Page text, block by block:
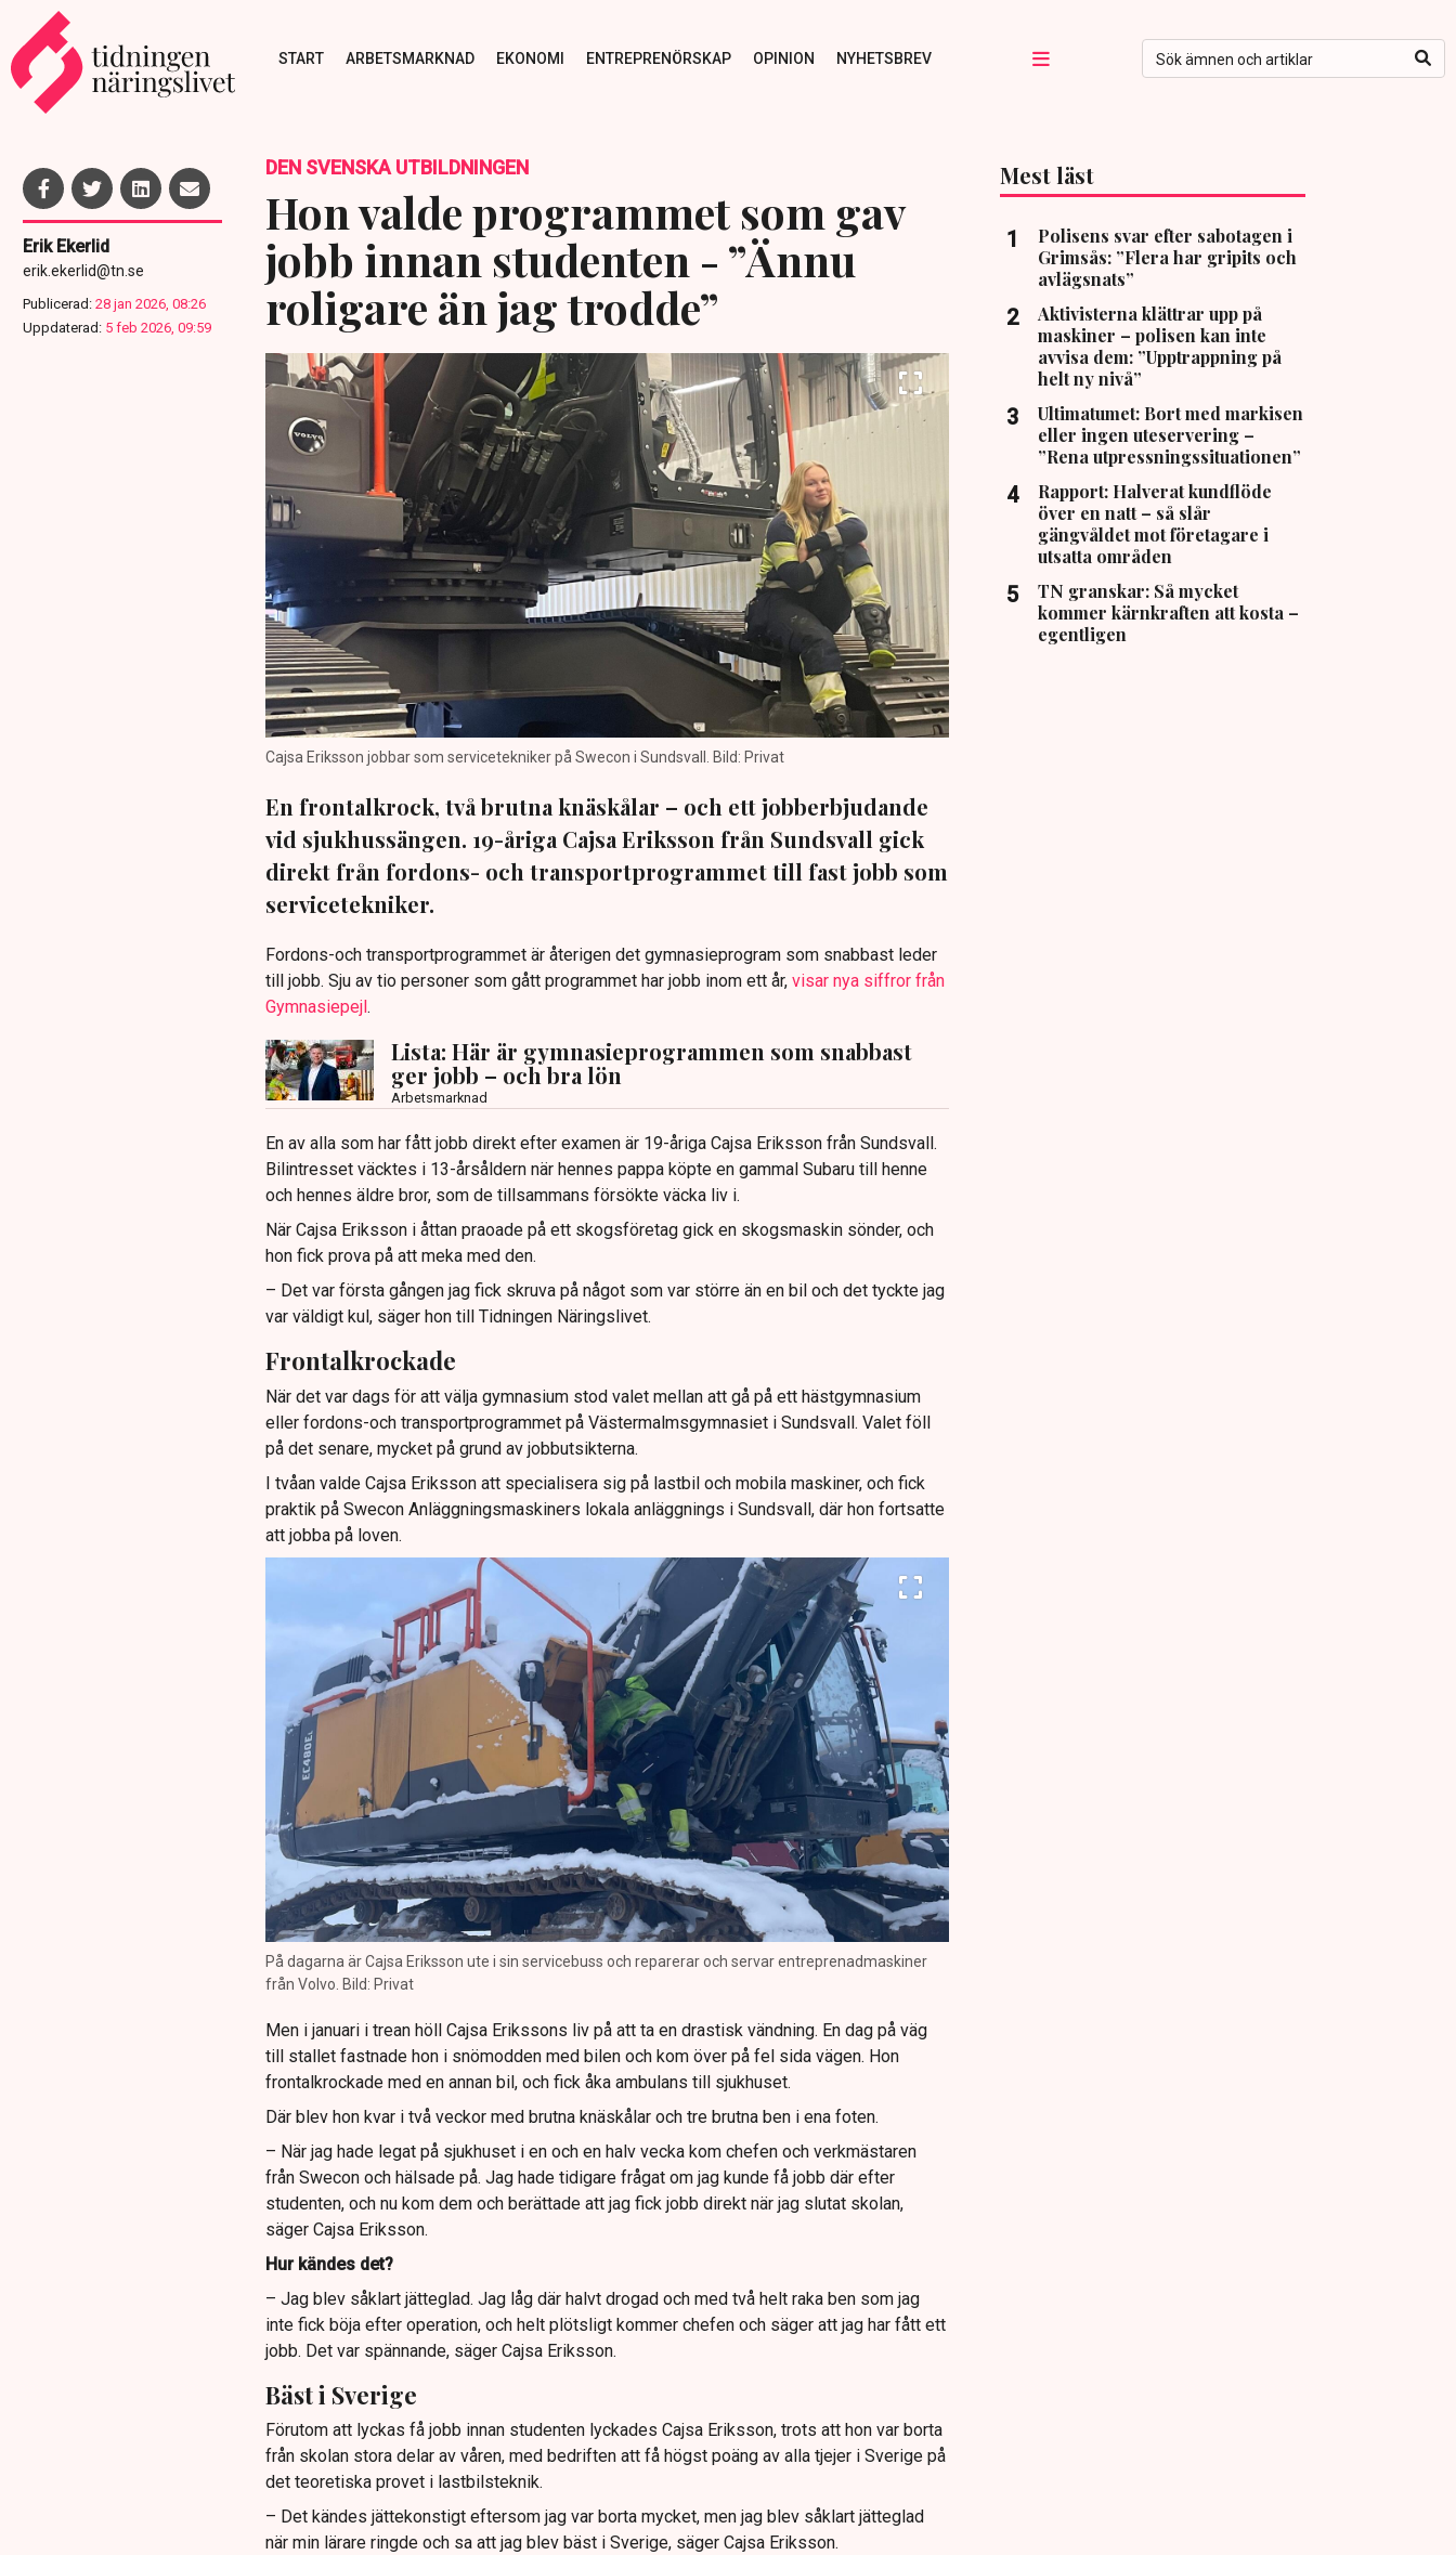
START ARBETSMARKNAD EKONOMI ENTREPRENÖRSKAP OPINION NYHETSBREV
Erik Ekerlid
erik.ekerlid@tn.se
Publicerad: 28 jan 2026, 08:26
Uppdaterad: 5 feb 2026, 09:59
DEN SVENSKA UTBILDNINGEN
Hon valde programmet som gav
jobb innan studenten - ”Ännu
roligare än jag trodde”
Cajsa Eriksson jobbar som servicetekniker på Swecon i Sundsvall. Bild: Privat
En frontalkrock, två brutna knäskålar – och ett jobberbjudande
vid sjukhussängen. 19-åriga Cajsa Eriksson från Sundsvall gick
direkt från fordons- och transportprogrammet till fast jobb som
servicetekniker.
Fordons-och transportprogrammet är återigen det gymnasieprogram som snabbast leder
till jobb. Sju av tio personer som gått programmet har jobb inom ett år, visar nya siffror från
Gymnasiepejl.
Lista: Här är gymnasieprogrammen som snabbast
ger jobb – och bra lön
Arbetsmarknad
En av alla som har fått jobb direkt efter examen är 19-åriga Cajsa Eriksson från Sundsvall.
Bilintresset väcktes i 13-årsåldern när hennes pappa köpte en gammal Subaru till henne
och hennes äldre bror, som de tillsammans försökte väcka liv i.
När Cajsa Eriksson i åttan praoade på ett skogsföretag gick en skogsmaskin sönder, och
hon fick prova på att meka med den.
– Det var första gången jag fick skruva på något som var större än en bil och det tyckte jag
var väldigt kul, säger hon till Tidningen Näringslivet.
Frontalkrockade
När det var dags för att välja gymnasium stod valet mellan att gå på ett hästgymnasium
eller fordons-och transportprogrammet på Västermalmsgymnasiet i Sundsvall. Valet föll
på det senare, mycket på grund av jobbutsikterna.
I tvåan valde Cajsa Eriksson att specialisera sig på lastbil och mobila maskiner, och fick
praktik på Swecon Anläggningsmaskiners lokala anläggnings i Sundsvall, där hon fortsatte
att jobba på loven.
På dagarna är Cajsa Eriksson ute i sin servicebuss och reparerar och servar entreprenadmaskiner
från Volvo. Bild: Privat
Men i januari i trean höll Cajsa Erikssons liv på att ta en drastisk vändning. En dag på väg
till stallet fastnade hon i snömodden med bilen och kom över på fel sida vägen. Hon
frontalkrockade med en annan bil, och fick åka ambulans till sjukhuset.
Där blev hon kvar i två veckor med brutna knäskålar och tre brutna ben i ena foten.
– När jag hade legat på sjukhuset i en och en halv vecka kom chefen och verkmästaren
från Swecon och hälsade på. Jag hade tidigare frågat om jag kunde få jobb där efter
studenten, och nu kom dem och berättade att jag fick jobb direkt när jag slutat skolan,
säger Cajsa Eriksson.
Hur kändes det?
– Jag blev såklart jätteglad. Jag låg där halvt drogad och med två helt raka ben som jag
inte fick böja efter operation, och helt plötsligt kommer chefen och säger att jag har fått ett
jobb. Det var spännande, säger Cajsa Eriksson.
Bäst i Sverige
Förutom att lyckas få jobb innan studenten lyckades Cajsa Eriksson, trots att hon var borta
från skolan stora delar av våren, med bedriften att få högst poäng av alla tjejer i Sverige på
det teoretiska provet i lastbilsteknik.
– Det kändes jättekonstigt eftersom jag var borta mycket, men jag blev såklart jätteglad
när min lärare ringde och sa att jag blev bäst i Sverige, säger Cajsa Eriksson.
Mest läst
Polisens svar efter sabotagen i
Grimsås: ”Flera har gripits och
avlägsnats”
Aktivisterna klättrar upp på
maskiner – polisen kan inte
avvisa dem: ”Upptrappning på
helt ny nivå”
Ultimatumet: Bort med markisen
eller ingen uteservering –
”Rena utpressningssituationen”
Rapport: Halverat kundflöde
över en natt – så slår
gängvåldet mot företagare i
utsatta områden
TN granskar: Så mycket
kommer kärnkraften att kosta –
egentligen